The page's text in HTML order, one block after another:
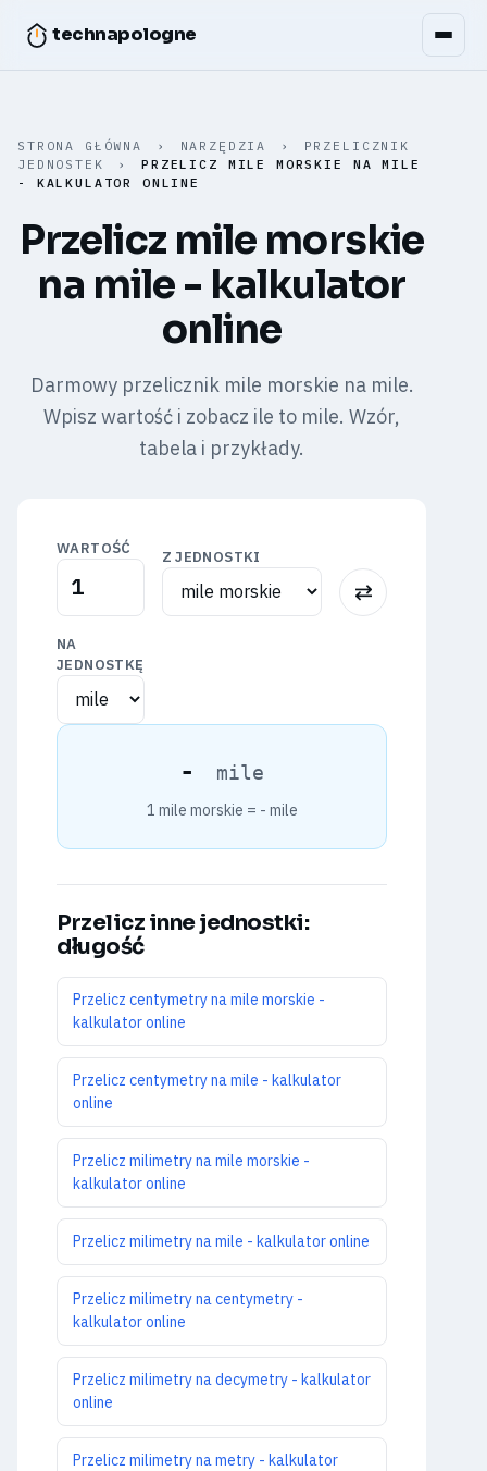
technapologne
STRONA GŁÓWNA › NARZĘDZIA ›
PRZELICZNIK
JEDNOSTEK
›
PRZELICZ MILE MORSKIE NA MILE
- KALKULATOR ONLINE
Przelicz mile morskie
na mile - kalkulator
online
Darmowy przelicznik mile morskie na mile.
Wpisz wartość i zobacz ile to mile. Wzór,
tabela i przykłady.
WARTOŚĆ
Z JEDNOSTKI
⇅
NA
JEDNOSTKĘ
- mile
1 mile morskie = - mile
Przelicz inne jednostki:
długość
Przelicz centymetry na mile morskie -
kalkulator online
Przelicz centymetry na mile - kalkulator
online
Przelicz milimetry na mile morskie -
kalkulator online
Przelicz milimetry na mile - kalkulator online
Przelicz milimetry na centymetry -
kalkulator online
Przelicz milimetry na decymetry - kalkulator
online
Przelicz milimetry na metry - kalkulator